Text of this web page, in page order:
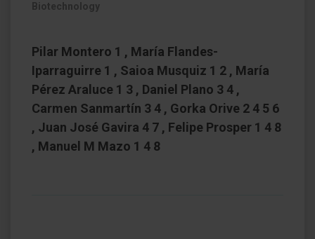
Biotechnology
Pilar Montero 1 , María Flandes-
Iparraguirre 1 , Saioa Musquiz 1 2 , María
Pérez Araluce 1 3 , Daniel Plano 3 4 ,
Carmen Sanmartín 3 4 , Gorka Orive 2 4 5 6
, Juan José Gavira 4 7 , Felipe Prosper 1 4 8
, Manuel M Mazo 1 4 8